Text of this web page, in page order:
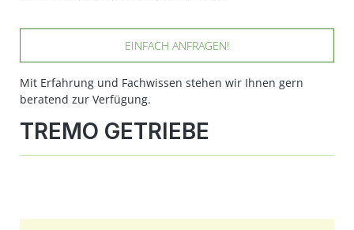
EINFACH ANFRAGEN!
Mit Erfahrung und Fachwissen stehen wir Ihnen gern
beratend zur Verfügung.
TREMO GETRIEBE